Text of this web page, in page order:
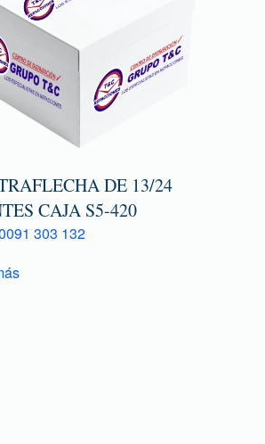
DE 13/24
CAJA S5-420
303 132